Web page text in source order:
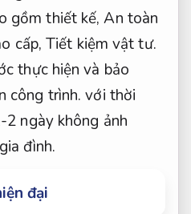
gồm thiết kế,An toàn
cấp,Tiết kiệm vật tư.
thực hiện và bảo
công trình. với thời
2 ngày không ảnh
đình.
đại